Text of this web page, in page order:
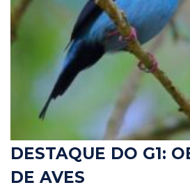
DESTAQUE DO G1:
DE AVES